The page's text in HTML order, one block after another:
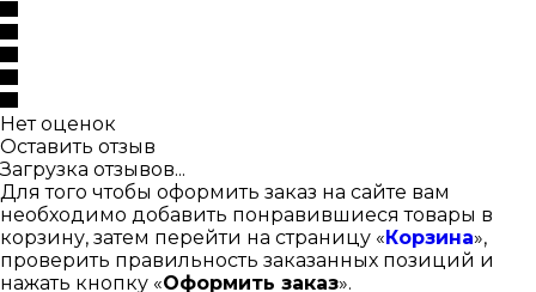
Нет оценок
Оставить отзыв
Загрузка отзывов...
Для того чтобы оформить заказ на сайте вам
необходимо добавить понравившиеся товары в
корзину, затем перейти на страницу «Корзина»,
проверить правильность заказанных позиций и
нажать кнопку «Оформить заказ».